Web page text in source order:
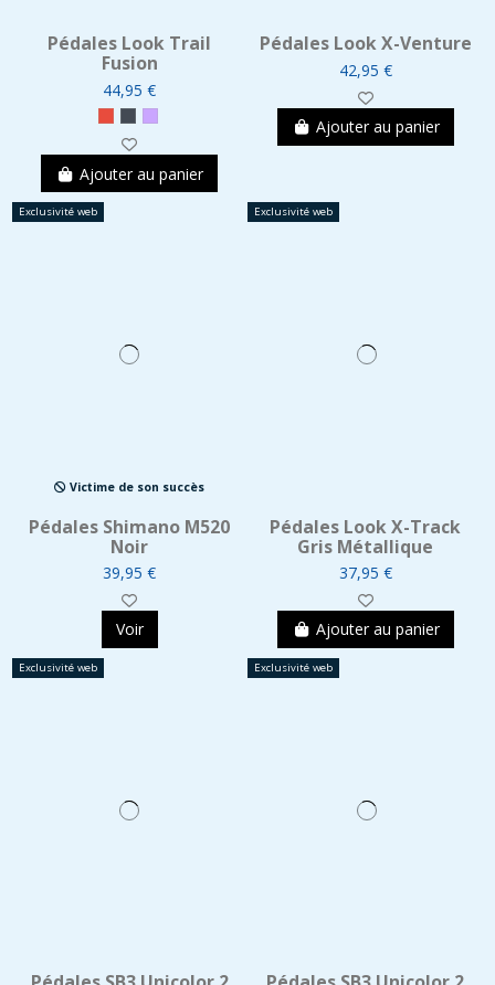
Pédales Look Trail
Fusion
44,95 €
Ajouter au panier
Pédales Look X-Venture
42,95 €
Ajouter au panier
Exclusivité web
Victime de son succès
Pédales Shimano M520
Noir
39,95 €
Voir
Exclusivité web
Pédales Look X-Track
Gris Métallique
37,95 €
Ajouter au panier
Exclusivité web Exclusivité web